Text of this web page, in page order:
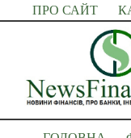
Перейти
до
ПРО САЙТ